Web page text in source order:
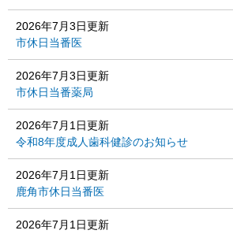
2026年7月3日更新
市休日当番医
2026年7月3日更新
市休日当番薬局
2026年7月1日更新
令和8年度成人歯科健診のお知らせ
2026年7月1日更新
鹿角市休日当番医
2026年7月1日更新